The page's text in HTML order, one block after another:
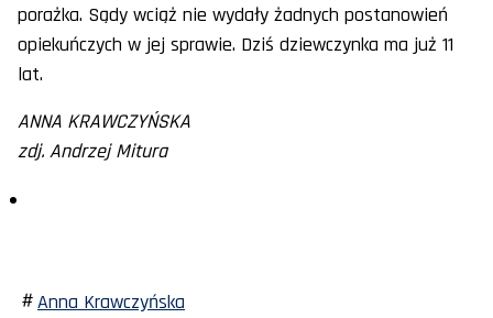
porażka. Sądy wciąż nie wydały żadnych postanowień
opiekuńczych w jej sprawie. Dziś dziewczynka ma już 11
lat.
ANNA KRAWCZYŃSKA
zdj. Andrzej Mitura
Anna Krawczyńska